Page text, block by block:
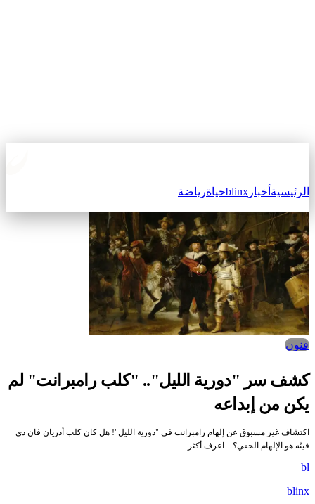
الرئيسية أخبار blinxحياةرياضة
فنون‎
كشف سر "دورية الليل".. "كلب رامبرانت" لم
يكن من إبداعه
اكتشاف غير مسبوق عن إلهام رامبرانت في "دورية الليل"! هل كان كلب أدريان فان دي
فينّه هو الإلهام الخفي؟ .. اعرف أكثر
bl
blinx